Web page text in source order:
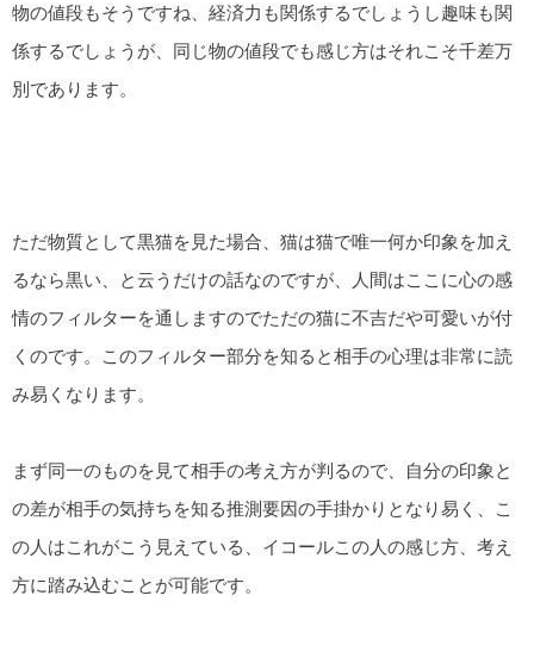
物の値段もそうですね、経済力も関係するでしょうし趣味も関
係するでしょうが、同じ物の値段でも感じ方はそれこそ千差万
別であります。
ただ物質として黒猫を見た場合、猫は猫で唯一何か印象を加え
るなら黒い、と云うだけの話なのですが、人間はここに心の感
情のフィルターを通しますのでただの猫に不吉だや可愛いが付
くのです。このフィルター部分を知ると相手の心理は非常に読
み易くなります。
まず同一のものを見て相手の考え方が判るので、自分の印象と
の差が相手の気持ちを知る推測要因の手掛かりとなり易く、こ
の人はこれがこう見えている、イコールこの人の感じ方、考え
方に踏み込むことが可能です。